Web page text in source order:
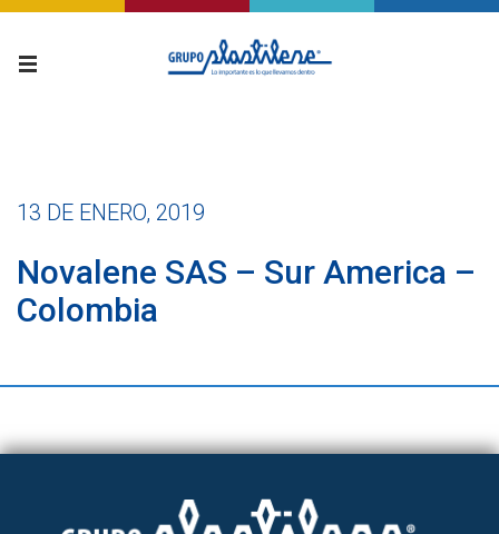
13 DE ENERO, 2019
Novalene SAS – Sur America –
Colombia